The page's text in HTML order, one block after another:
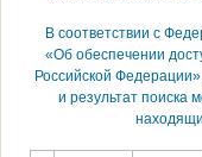
В соответствии с
«Об обеспечении
Российской
и результат поиска